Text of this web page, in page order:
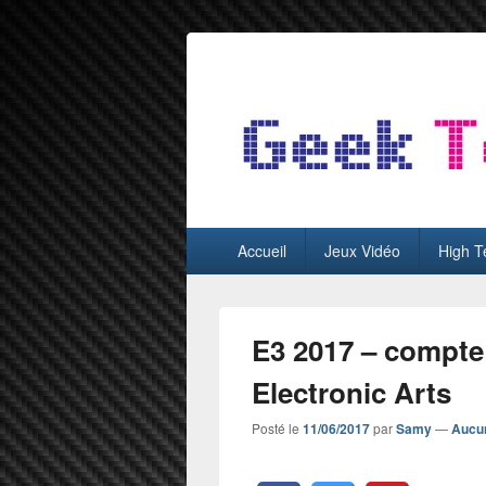
GeekTest
principalAccueil Jeux Vidéo High
E3 2017 –
Electronic Arts
Posté le 11/06/2017parSamy—